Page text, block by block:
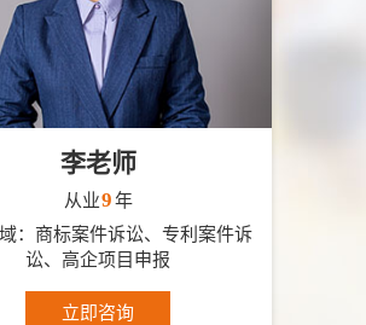
李老师
从业9年
：商标案件诉讼、专利案件诉
讼、高企项目申报
立即咨询